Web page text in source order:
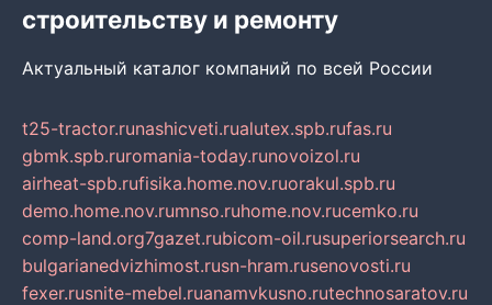
строительству и ремонту
Актуальный каталог компаний по всей России
t25-tractor.runashicveti.rualutex.spb.rufas.ru
gbmk.spb.ruromania-today.runovoizol.ru
airheat-spb.rufisika.home.nov.ruorakul.spb.ru
demo.home.nov.rumnso.ruhome.nov.rucemko.ru
comp-land.org7gazet.rubicom-oil.rusuperiorsearch.ru
bulgarianedvizhimost.rusn-hram.rusenovosti.ru
fexer.rusnite-mebel.ruanamvkusno.rutechnosaratov.ru